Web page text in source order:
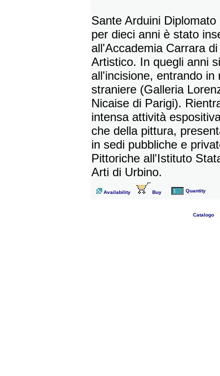
Sante Arduini
per dieci anni è stato
all'Accademia Carrara
Artistico. In quegli anni
all'incisione, entrando
straniere (Galleria
Nicaise di Parigi).
intensa attività
che della pittura,
in sedi pubbliche e
Pittoriche all'Istituto
Arti di Urbino.
Availability Buy Quantity
Catalogo